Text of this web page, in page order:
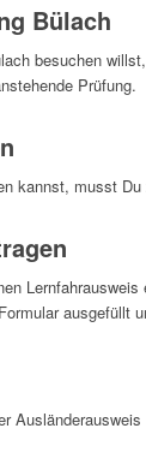
Bülach
besuchen
Prüfung.
kannst, musst
Lernfahrausweis
ausgefüllt
Ausländerausweis